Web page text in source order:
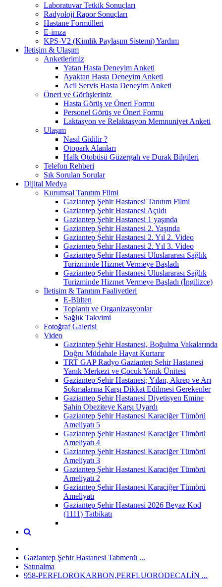
Laboratuvar Tetkik Sonuçları
Radyoloji Rapor Sonuçları
Hastane Formülleri
E-imza
KPS-V2 (Kimlik Paylaşım Sistemi) Yardım
İletişim & Ulaşım
Anketlerimiz
Yatan Hasta Deneyim Anketi
Ayaktan Hasta Deneyim Anketi
Acil Servis Hasta Deneyim Anketi
Öneri ve Görüşleriniz
Hasta Görüş ve Öneri Formu
Personel Görüş ve Öneri Formu
Laktasyon ve Relaktasyon Memnuniyet Anketi
Ulaşım
Nasıl Gidilir ?
Otopark Alanları
Halk Otobüsü Güzergah ve Durak Bilgileri
Telefon Rehberi
Sık Sorulan Sorular
Dijital Medya
Kurumsal Tanıtım Filmi
Gaziantep Şehir Hastanesi Tanıtım Filmi
Gaziantep Şehir Hastanesi Açıldı
Gaziantep Şehir Hastanesi 1 yaşında
Gaziantep Şehir Hastanesi 2. Yaşında
Gaziantep Şehir Hastanesi 2. Yıl 2. Video
Gaziantep Şehir Hastanesi 2. Yıl 3. Video
Gaziantep Şehir Hastanesi Uluslararası Sağlık
Turizminde Hizmet Vermeye Başladı
Gaziantep Şehir Hastanesi Uluslararası Sağlık
Turizminde Hizmet Vermeye Başladı (İngilizce)
İletişim & Tanıtım Faaliyetleri
E-Bülten
Toplantı ve Organizasyonlar
Sağlık Takvimi
Fotoğraf Galerisi
Video
Gaziantep Şehir Hastanesi, Boğulma Vakalarında
Doğru Müdahale Hayat Kurtarır
TRT GAP Radyo Gaziantep Şehir Hastanesi
Yanık Merkezi ve Çocuk Yanık Ünitesi
Gaziantep Şehir Hastanesi; Yılan, Akrep ve Arı
Sokmalarına Karşı Dikkat Edilmesi Gerekenler
Gaziantep Şehir Hastanesi Diyetisyen Emine
Şahin Obeziteye Karşı Uyardı
Gaziantep Şehir Hastanesi Karaciğer Tümörü
Ameliyatı 5
Gaziantep Şehir Hastanesi Karaciğer Tümörü
Ameliyatı 4
Gaziantep Şehir Hastanesi Karaciğer Tümörü
Ameliyatı 3
Gaziantep Şehir Hastanesi Karaciğer Tümörü
Ameliyatı 2
Gaziantep Şehir Hastanesi Karaciğer Tümörü
Ameliyatı
Gaziantep Şehir Hastanesi 2026 Beyaz Kod
(1111) Tatbikatı
Gaziantep Şehir Hastanesi Tabmenü ...
Satınalma
958-PERFLOROKARBON,PERFLUORODECALİN ...